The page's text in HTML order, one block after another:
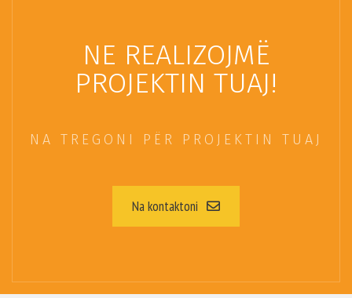
NE REALIZOJMË
PROJEKTIN TUAJ!
NA TREGONI PËR PROJEKTIN TUAJ
Na kontaktoni